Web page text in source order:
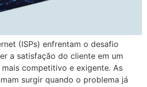
(ISPs) enfrentam o desafio
a satisfação do cliente em um
competitivo e exigente. As
surgir quando o problema já